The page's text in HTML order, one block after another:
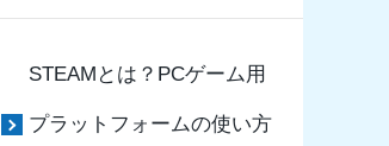
STEAMとは？PCゲーム用
プラットフォームの使い方